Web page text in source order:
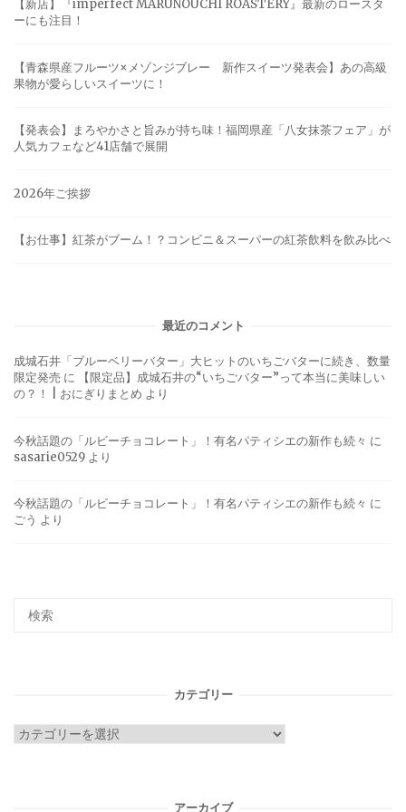
【新店】『imperfect MARUNOUCHI ROASTERY』最新のロースタ
ーにも注目！
【青森県産フルーツ×メゾンジブレー 新作スイーツ発表会】あの高級
果物が愛らしいスイーツに！
【発表会】まろやかさと旨みが持ち味！福岡県産「八女抹茶フェア」が
人気カフェなど41店舗で展開
2026年ご挨拶
【お仕事】紅茶がブーム！？コンビニ＆スーパーの紅茶飲料を飲み比べ
最近のコメント
成城石井「ブルーベリーバター」大ヒットのいちごバターに続き、数量
限定発売 に
【限定品】成城石井の“いちごバター”って本当に美味しい
の？！ | おにぎりまとめ より
今秋話題の「ルビーチョコレート」！有名パティシエの新作も続々 に
sasarie0529 より
今秋話題の「ルビーチョコレート」！有名パティシエの新作も続々 に
ごう より
カテゴリー
カ
アーカイブ